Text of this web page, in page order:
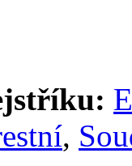
,